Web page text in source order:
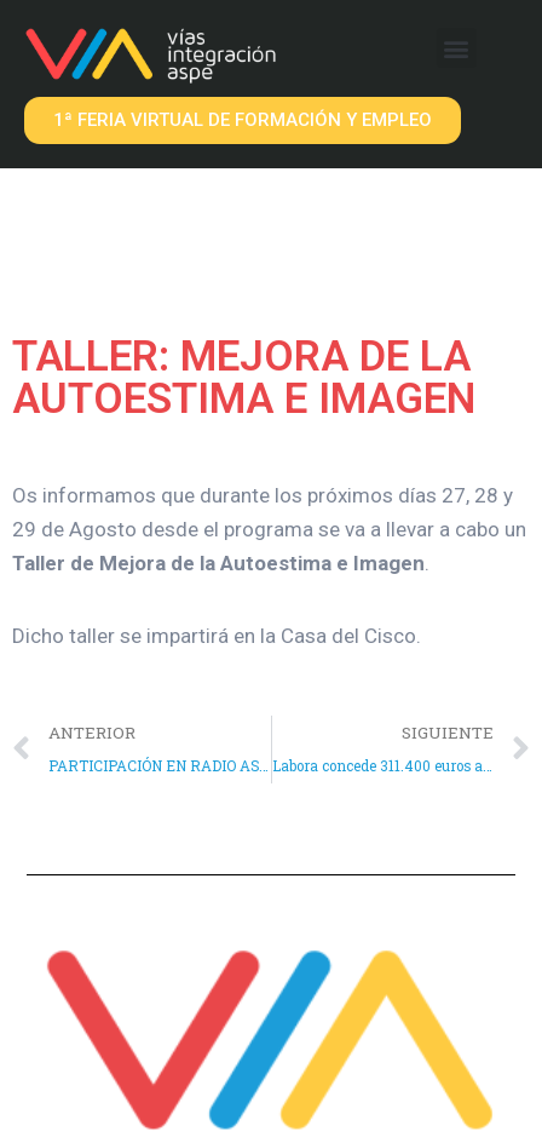
1ª FERIA VIRTUAL DE FORMACIÓN Y EMPLEO
TALLER: MEJORA DE LA
AUTOESTIMA E IMAGEN
Os informamos que durante los próximos días 27, 28 y
29 de Agosto desde el programa se va a llevar a cabo un
Taller de Mejora de la Autoestima e Imagen.
Dicho taller se impartirá en la Casa del Cisco.
ANTERIOR
PARTICIPACIÓN EN RADIO ASPE
SIGUIENTE
Labora concede 311.400 euros al Ayuntamiento de Aspe para la contratación de 20 jóvenes